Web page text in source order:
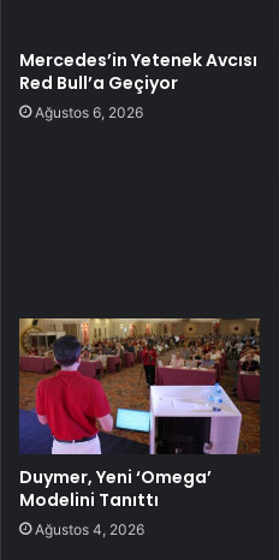
Mercedes’in Yetenek Avcısı
Red Bull’a Geçiyor
Ağustos 6, 2026
Duymer, Yeni ‘Omega’
Modelini Tanıttı
Ağustos 4, 2026